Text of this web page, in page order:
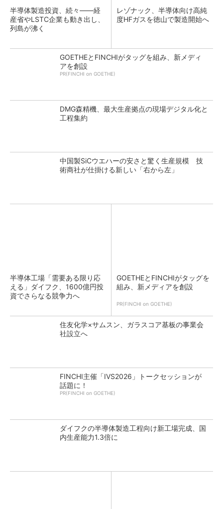
半導体製造投資、続々――経
産省やLSTC企業も動き出し、
列島が沸く
レゾナック、半導体向け高純
度HFガスを徳山で製造開始へ
GOETHEとFINCHIがタッグを組み、新メディ
アを創設
PR(FINCHI on GOETHE)
DMG森精機、最大生産拠点の現場デジタル化と
工程集約
中国製SiCウエハーの安さと驚く生産規模 技
術商社が仕掛ける新しい「右から左」
半導体工場「需要ある限り応
える」ダイフク、1600億円投
資でさらなる競争力へ
GOETHEとFINCHIがタッグを
組み、新メディアを創設
PR(FINCHI on GOETHE)
住友化学×サムスン、ガラスコア基板の事業会
社設立へ
FINCHI主催「IVS2026」トークセッションが
話題に！
PR(FINCHI on GOETHE)
ダイフクの半導体製造工程向け新工場完成、国
内生産能力1.3倍に